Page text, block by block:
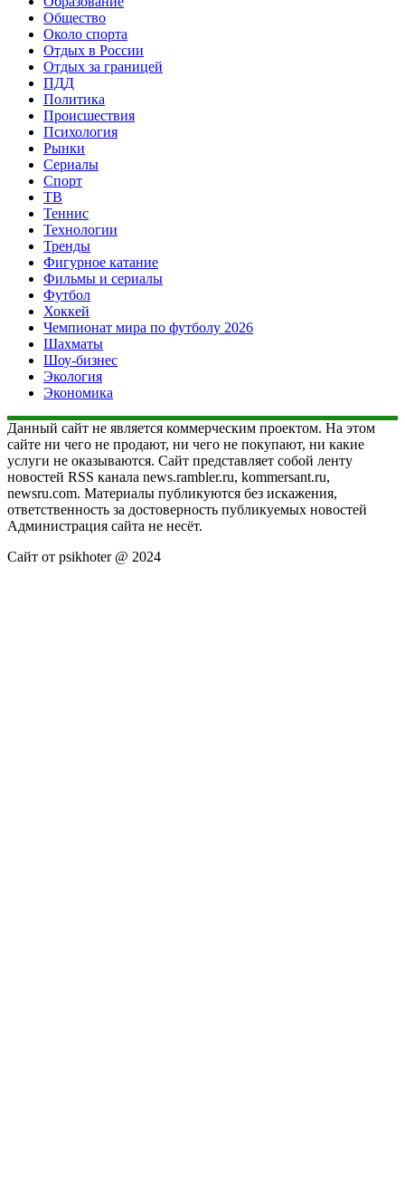
Общество
Около спорта
Отдых в России
Отдых за границей
ПДД
Политика
Происшествия
Психология
Рынки
Сериалы
Спорт
ТВ
Теннис
Технологии
Тренды
Фигурное катание
Фильмы и сериалы
Футбол
Хоккей
Чемпионат мира по футболу 2026
Шахматы
Шоу-бизнес
Экология
Экономика
Данный сайт не является коммерческим проектом. На этом
сайте ни чего не продают, ни чего не покупают, ни какие
услуги не оказываются. Сайт представляет собой ленту
новостей RSS канала news.rambler.ru, kommersant.ru,
newsru.com. Материалы публикуются без искажения,
ответственность за достоверность публикуемых новостей
Администрация сайта не несёт.
Сайт от psikhoter @ 2024